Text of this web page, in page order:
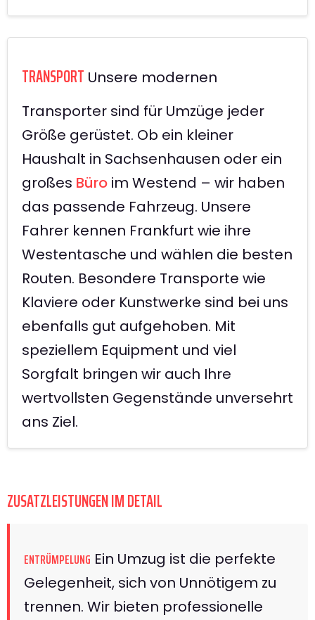
TRANSPORT Unsere modernen
Transporter sind für Umzüge jeder
Größe gerüstet. Ob ein kleiner
Haushalt in Sachsenhausen oder ein
großes Büro im Westend – wir haben
das passende Fahrzeug. Unsere
Fahrer kennen Frankfurt wie ihre
Westentasche und wählen die besten
Routen. Besondere Transporte wie
Klaviere oder Kunstwerke sind bei uns
ebenfalls gut aufgehoben. Mit
speziellem Equipment und viel
Sorgfalt bringen wir auch Ihre
wertvollsten Gegenstände unversehrt
ans Ziel.
ZUSATZLEISTUNGEN IM DETAIL
ENTRÜMPELUNG Ein Umzug ist die perfekte
Gelegenheit, sich von Unnötigem zu
trennen. Wir bieten professionelle